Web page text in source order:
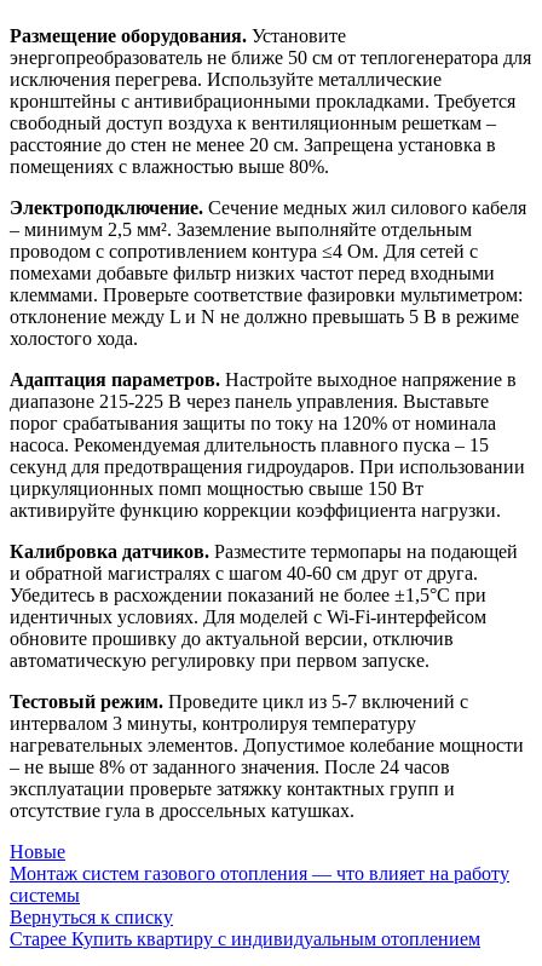
Размещение оборудования. Установите
энергопреобразователь не ближе 50 см от теплогенератора для
исключения перегрева. Используйте металлические
кронштейны с антивибрационными прокладками. Требуется
свободный доступ воздуха к вентиляционным решеткам –
расстояние до стен не менее 20 см. Запрещена установка в
помещениях с влажностью выше 80%.
Электроподключение. Сечение медных жил силового кабеля
– минимум 2,5 мм². Заземление выполняйте отдельным
проводом с сопротивлением контура ≤4 Ом. Для сетей с
помехами добавьте фильтр низких частот перед входными
клеммами. Проверьте соответствие фазировки мультиметром:
отклонение между L и N не должно превышать 5 В в режиме
холостого хода.
Адаптация параметров. Настройте выходное напряжение в
диапазоне 215-225 В через панель управления. Выставьте
порог срабатывания защиты по току на 120% от номинала
насоса. Рекомендуемая длительность плавного пуска – 15
секунд для предотвращения гидроударов. При использовании
циркуляционных помп мощностью свыше 150 Вт
активируйте функцию коррекции коэффициента нагрузки.
Калибровка датчиков. Разместите термопары на подающей
и обратной магистралях с шагом 40-60 см друг от друга.
Убедитесь в расхождении показаний не более ±1,5°C при
идентичных условиях. Для моделей с Wi-Fi-интерфейсом
обновите прошивку до актуальной версии, отключив
автоматическую регулировку при первом запуске.
Тестовый режим. Проведите цикл из 5-7 включений с
интервалом 3 минуты, контролируя температуру
нагревательных элементов. Допустимое колебание мощности
– не выше 8% от заданного значения. После 24 часов
эксплуатации проверьте затяжку контактных групп и
отсутствие гула в дроссельных катушках.
Новые
Монтаж систем газового отопления — что влияет на работу
системы
Вернуться к списку
Старее Купить квартиру с индивидуальным отоплением